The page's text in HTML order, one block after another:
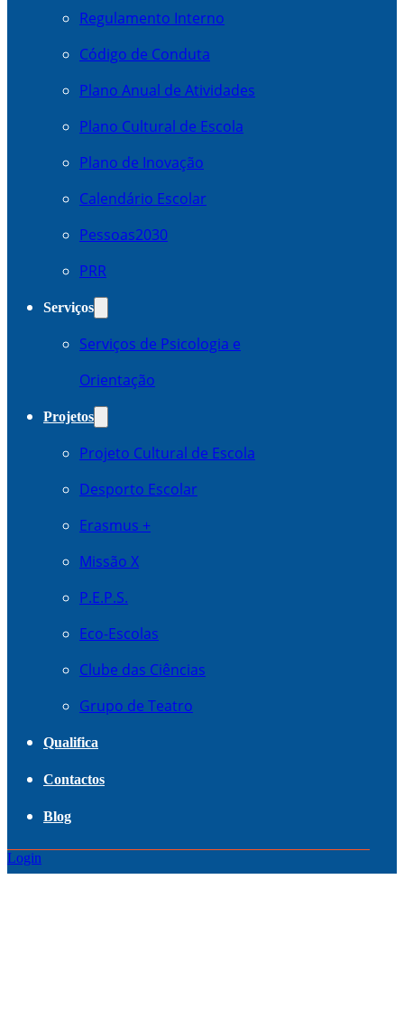
Regulamento Interno
Código de Conduta
Plano Anual de Atividades
Plano Cultural de Escola
Plano de Inovação
Calendário Escolar
Pessoas2030
PRR
Serviços
Serviços de Psicologia e
Orientação
Projetos
Projeto Cultural de Escola
Desporto Escolar
Erasmus +
Missão X
P.E.P.S.
Eco-Escolas
Clube das Ciências
Grupo de Teatro
Qualifica
Contactos
Blog
Login